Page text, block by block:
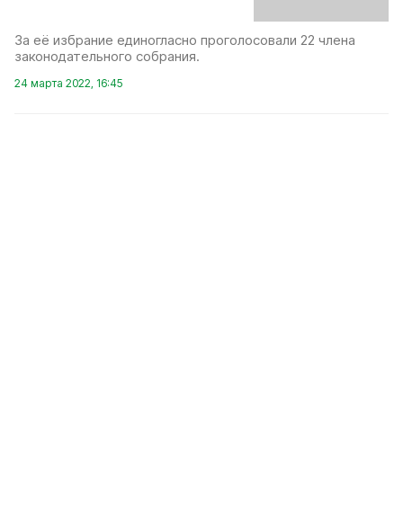
За её избрание единогласно проголосовали 22 члена
законодательного собрания.
24 марта 2022, 16:45